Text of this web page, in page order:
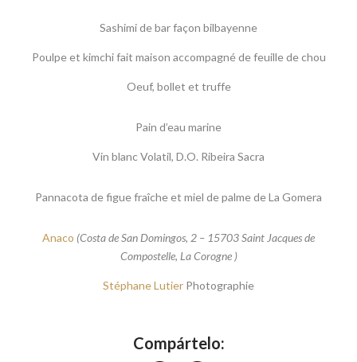
Sashimi de bar façon bilbayenne
Poulpe et kimchi fait maison accompagné de feuille de chou
Oeuf, bollet et truffe
Pain d’eau marine
Vin blanc Volatil, D.O. Ribeira Sacra
Pannacota de figue fraîche et miel de palme de La Gomera
Anaco (Costa de San Domingos, 2 – 15703 Saint Jacques de
Compostelle, La Corogne )
Stéphane Lutier Photographie
Compártelo: